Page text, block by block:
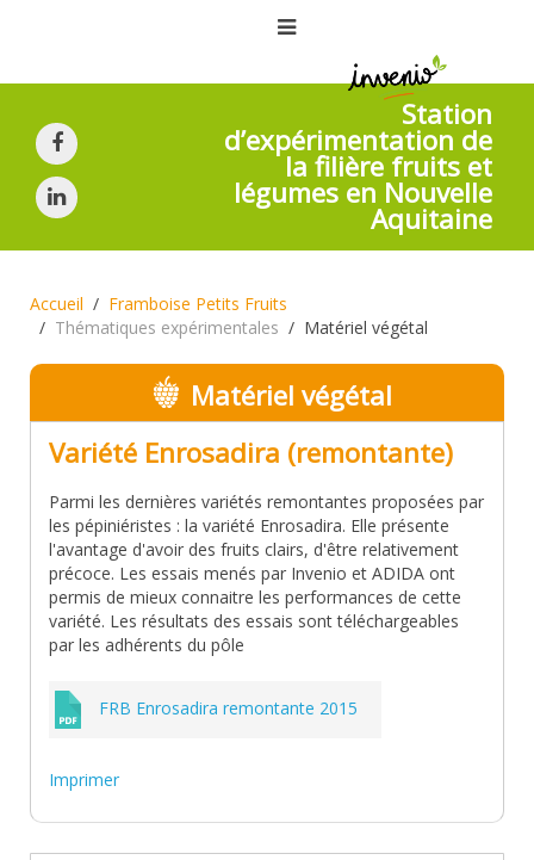
Station
d’expérimentation de
la filière fruits et
légumes en Nouvelle
Aquitaine
Accueil
Framboise Petits Fruits
Thématiques expérimentales
Matériel végétal
Matériel végétal
Variété Enrosadira (remontante)
Parmi les dernières variétés remontantes proposées par
les pépiniéristes : la variété Enrosadira. Elle présente
l'avantage d'avoir des fruits clairs, d'être relativement
précoce. Les essais menés par Invenio et ADIDA ont
permis de mieux connaitre les performances de cette
variété. Les résultats des essais sont téléchargeables
par les adhérents du pôle
FRB Enrosadira remontante 2015
Imprimer